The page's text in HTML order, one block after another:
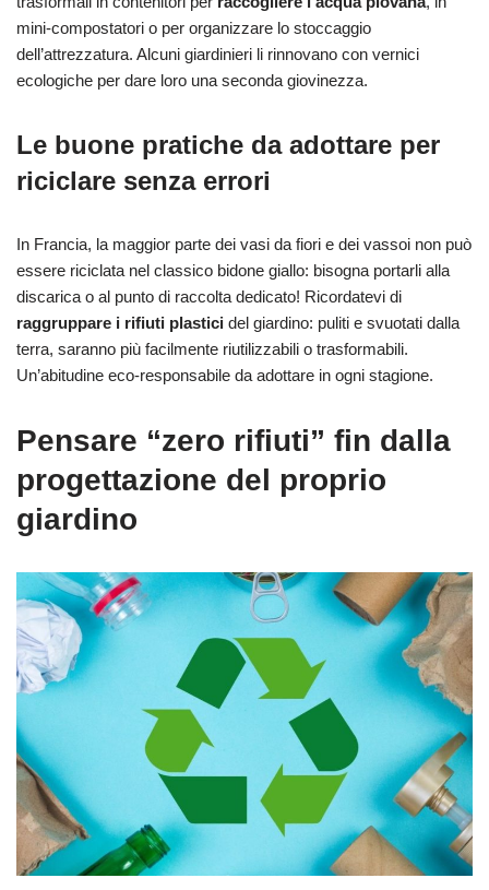
mini-compostatori o per organizzare lo stoccaggio
dell’attrezzatura. Alcuni giardinieri li rinnovano con vernici
ecologiche per dare loro una seconda giovinezza.
Le buone pratiche da adottare per
riciclare senza errori
In Francia, la maggior parte dei vasi da fiori e dei vassoi non può
essere riciclata nel classico bidone giallo: bisogna portarli alla
discarica o al punto di raccolta dedicato! Ricordatevi di
raggruppare i rifiuti plastici del giardino: puliti e svuotati dalla
terra, saranno più facilmente riutilizzabili o trasformabili.
Un’abitudine eco-responsabile da adottare in ogni stagione.
Pensare “zero rifiuti” fin dalla
progettazione del proprio
giardino